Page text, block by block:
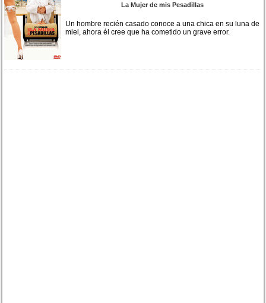
La Mujer de mis Pesadillas
Un hombre recién casado conoce a una chica en su luna de
miel, ahora él cree que ha cometido un grave error.